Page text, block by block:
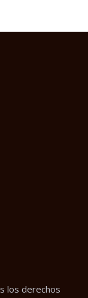
los derechos